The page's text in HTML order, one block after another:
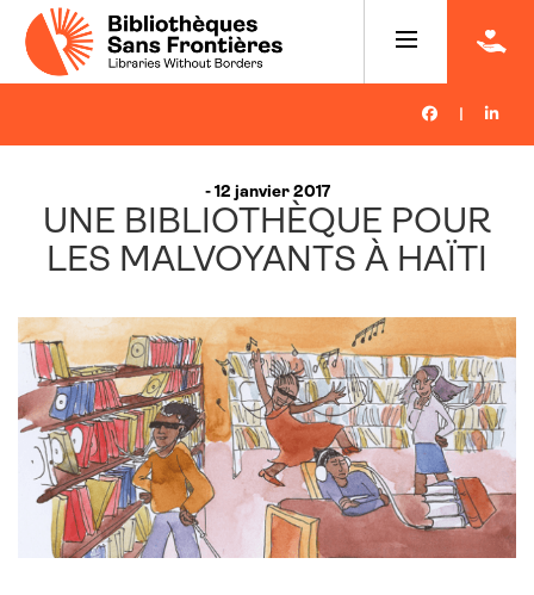
- 12 janvier 2017
UNE BIBLIOTHÈQUE POUR
LES MALVOYANTS À HAÏTI